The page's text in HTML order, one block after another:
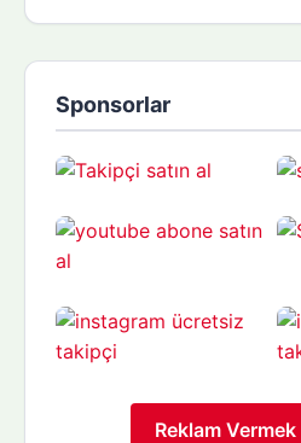
Sponsorlar
Reklam